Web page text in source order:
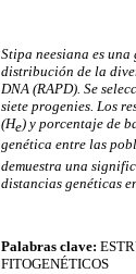
Stipa neesiana es
distribución de la
DNA (RAPD). Se
siete progenies. Los
(He) y porcentaje de
genética entre las
demuestra una
distancias genéticas
Palabras clave:
FITOGENÉTICOS